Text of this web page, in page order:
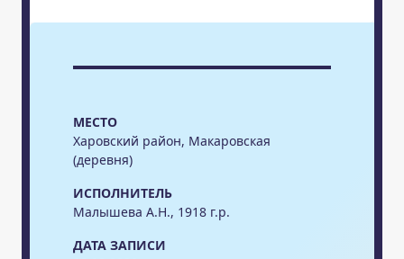
МЕСТО
Харовский район, Макаровская
(деревня)
ИСПОЛНИТЕЛЬ
Малышева А.Н., 1918 г.р.
ДАТА ЗАПИСИ